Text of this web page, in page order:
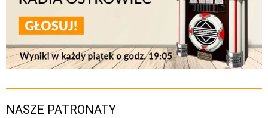
NASZE PATRONATY